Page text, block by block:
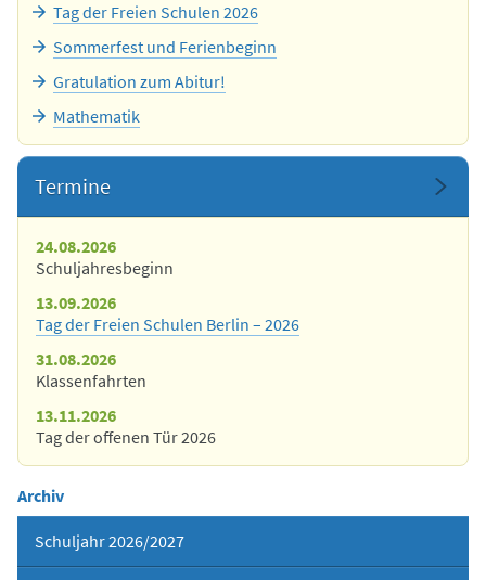
Tag der Freien Schulen 2026
Sommerfest und Ferienbeginn
Gratulation zum Abitur!
Mathematik
Termine
24.08.2026
Schuljahresbeginn
13.09.2026
Tag der Freien Schulen Berlin – 2026
31.08.2026
Klassenfahrten
13.11.2026
Tag der offenen Tür 2026
Archiv
Schuljahr 2026/2027